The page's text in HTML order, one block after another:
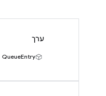
ערך
QueueEntry